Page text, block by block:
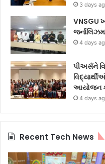
3 days
VNSGU
4 days
પીઅર્સને
આયોજન
4 days
Recent Tech News